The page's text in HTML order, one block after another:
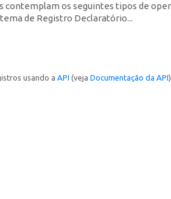
os seguintes tipos de
de Registro Declaratório...
usando a API (veja Documentação da API